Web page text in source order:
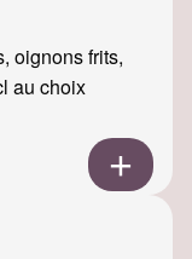
oignons frits,
au choix